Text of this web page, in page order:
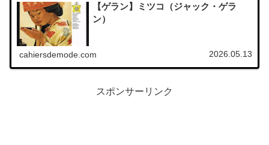
【ゲラン】ミツコ（ジャック・ゲラ
ン）
cahiersdemode.com 2026.05.13
スポンサーリンク